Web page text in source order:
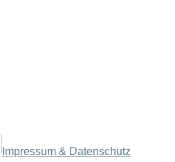
Impressum & Datenschutz